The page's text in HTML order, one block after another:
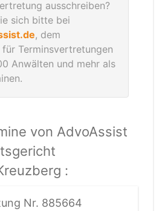
ausschreiben?
sich bitte bei
, dem
Terminsvertretungen
Anwälten und mehr als
von AdvoAssist
:
Nr. 885664